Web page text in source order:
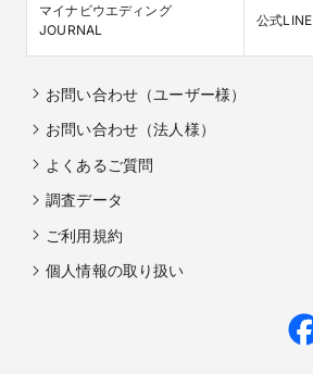
マイナビウエディング
JOURNAL
公式LINE
お問い合わせ（ユーザー様）
お問い合わせ（法人様）
よくあるご質問
調査データ
ご利用規約
個人情報の取り扱い